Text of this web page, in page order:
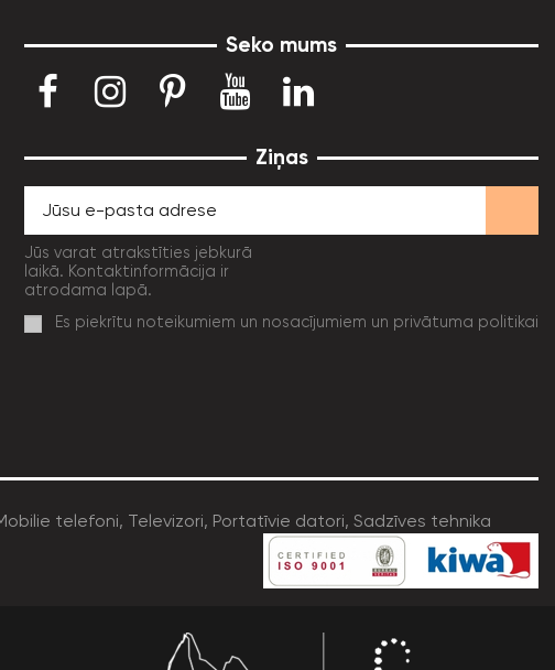
Seko mums
Ziņas
Jūs varat atrakstīties jebkurā
laikā. Kontaktinformācija ir
atrodama lapā.
Es piekrītu noteikumiem un nosacījumiem un privātuma politikai